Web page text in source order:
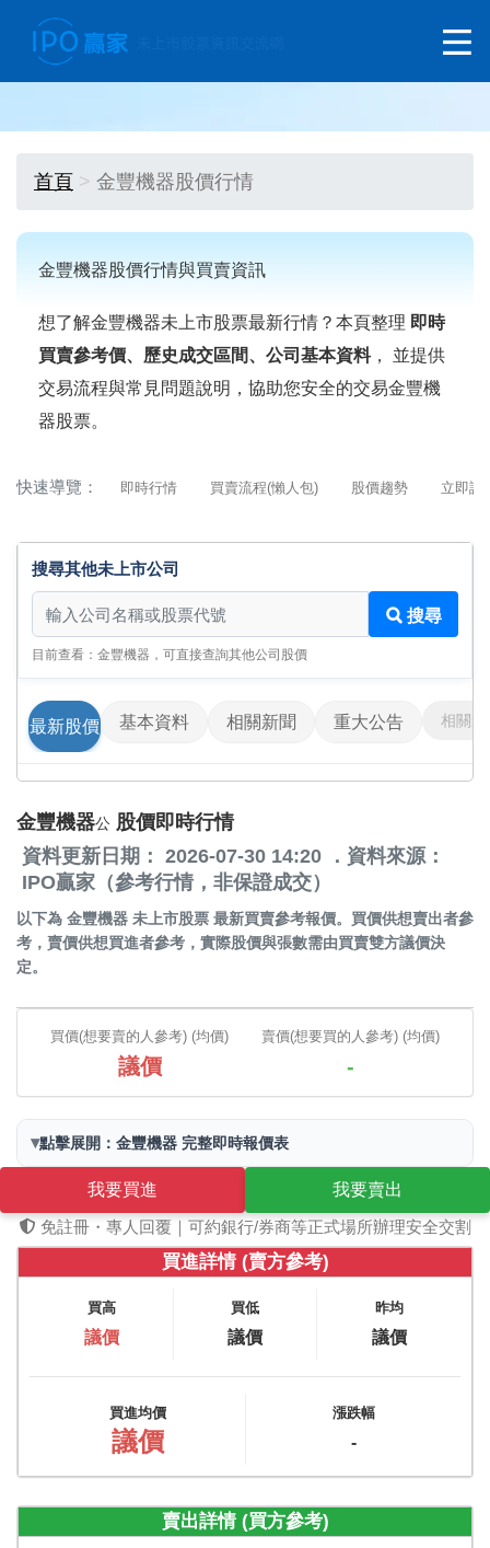
首頁 金豐機器股價行情
金豐機器股價行情與買賣資訊
想了解金豐機器未上市股票最新行情？本頁整理 即時
買賣參考價、歷史成交區間、公司基本資料， 並提供
交易流程與常見問題說明，協助您安全的交易金豐機
器股票。
快速導覽： 即時行情 買賣流程(懶人包) 股價趨勢 立即詢
搜尋其他未上市公司
搜尋其他未上市公司
搜尋
目前查看：金豐機器，可直接查詢其他公司股價
最新股價 基本資料 相關新聞 重大公告 相關影
金豐機器公 股價即時行情
資料更新日期： 2026-07-30 14:20 ．資料來源：
IPO贏家（參考行情，非保證成交）
以下為 金豐機器 未上市股票 最新買賣參考報價。買價供想賣出者參
考，賣價供想買進者參考，實際股價與張數需由買賣雙方議價決
定。
買價(想要賣的人參考) (均價)
議價
賣價(想要買的人參考) (均價)
-
▾點擊展開：金豐機器 完整即時報價表
我要買進
我要賣出
免註冊・專人回覆｜可約銀行/券商等正式場所辦理安全交割
買進詳情 (賣方參考)
買高
議價
買低
議價
昨均
議價
買進均價
議價
漲跌幅
-
賣出詳情 (買方參考)